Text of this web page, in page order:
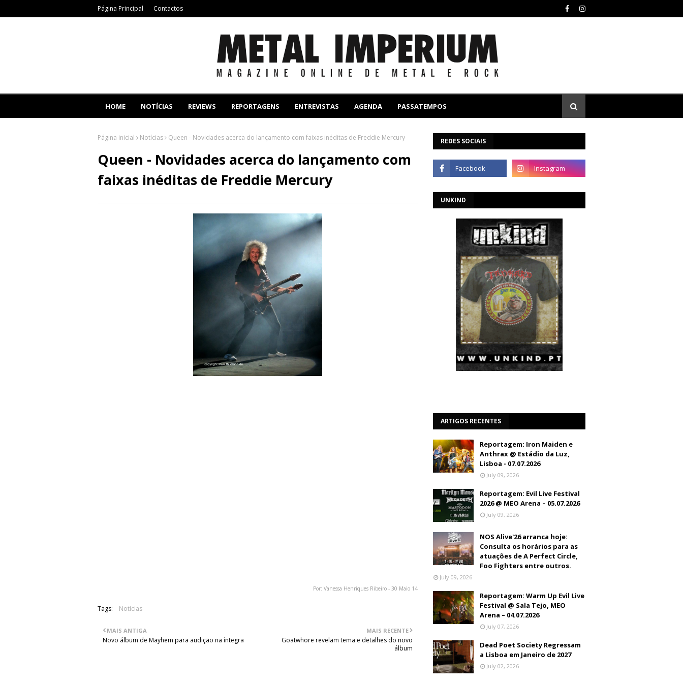
Página Principal Contactos
HOME NOTÍCIAS REVIEWS REPORTAGENS ENTREVISTAS AGENDA PASSATEMPOS
Página inicial Notícias Queen - Novidades acerca do lançamento com faixas inéditas de Freddie Mercury
Queen - Novidades acerca do lançamento com
faixas inéditas de Freddie Mercury
Por: Vanessa Henriques Ribeiro - 30 Maio 14
Tags: Notícias
MAIS RECENTE
Goatwhore revelam tema e detalhes do novo
álbum
MAIS ANTIGA
Novo álbum de Mayhem para audição na íntegra
REDES SOCIAIS
UNKIND
ARTIGOS RECENTES
Reportagem: Iron Maiden e
Anthrax @ Estádio da Luz,
Lisboa - 07.07.2026
July 09, 2026
Reportagem: Evil Live Festival
2026 @ MEO Arena – 05.07.2026
July 09, 2026
NOS Alive'26 arranca hoje:
Consulta os horários para as
atuações de A Perfect Circle,
Foo Fighters entre outros.
July 09, 2026
Reportagem: Warm Up Evil Live
Festival @ Sala Tejo, MEO
Arena – 04.07.2026
July 07, 2026
Dead Poet Society Regressam
a Lisboa em Janeiro de 2027
July 02, 2026